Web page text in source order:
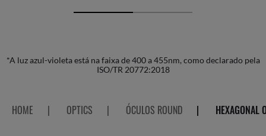
*A luz azul-violeta está na faixa de 400 a 455nm, como declarado pela
ISO/TR 20772:2018
HOME | OPTICS | ÓCULOS ROUND | HEXAGONAL